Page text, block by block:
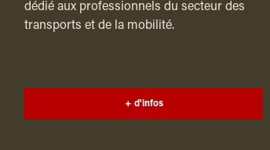
dédié aux professionnels du secteur des
transports et de la mobilité.
+ d'infos